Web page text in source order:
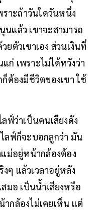
ราะถ้าวันใดวันหนึ่ง
แล้ว เขาจะสามารถ
ยตัวเขาเอง ส่วนเงินที่
แก่ เพราะไม่ได้หวังว่า
ต้องมีชีวิตของเขา ใช้
ฟ์ว่าเป็นคนเสียงดัง
ลฟ์ก็จะบอกลูกว่า มัน
ม่อยู่หน้ากล้องต้อง
งๆ แล้วเวลาอยู่หลัง
มอ เป็นน้ำเสียงหรือ
กล้องไม่เคยเห็น แต่